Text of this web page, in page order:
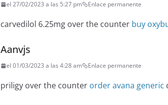
el 27/02/2023 a las 5:27 pm Enlace permanente
carvedilol 6.25mg over the counter buy
Aanvjs
el 01/03/2023 a las 4:28 am Enlace permanente
priligy over the counter order avana generic